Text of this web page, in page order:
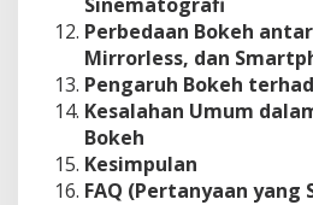
Perbedaan Bokeh
Mirrorless, dan
Pengaruh Bokeh
Kesalahan Umum
Bokeh
Kesimpulan
FAQ (Pertanyaan yang